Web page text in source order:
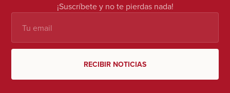
¡Suscríbete y no te pierdas nada!
RECIBIR NOTICIAS